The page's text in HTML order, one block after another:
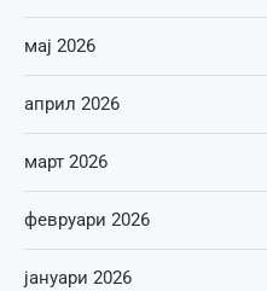
мај 2026
април 2026
март 2026
февруари 2026
јануари 2026